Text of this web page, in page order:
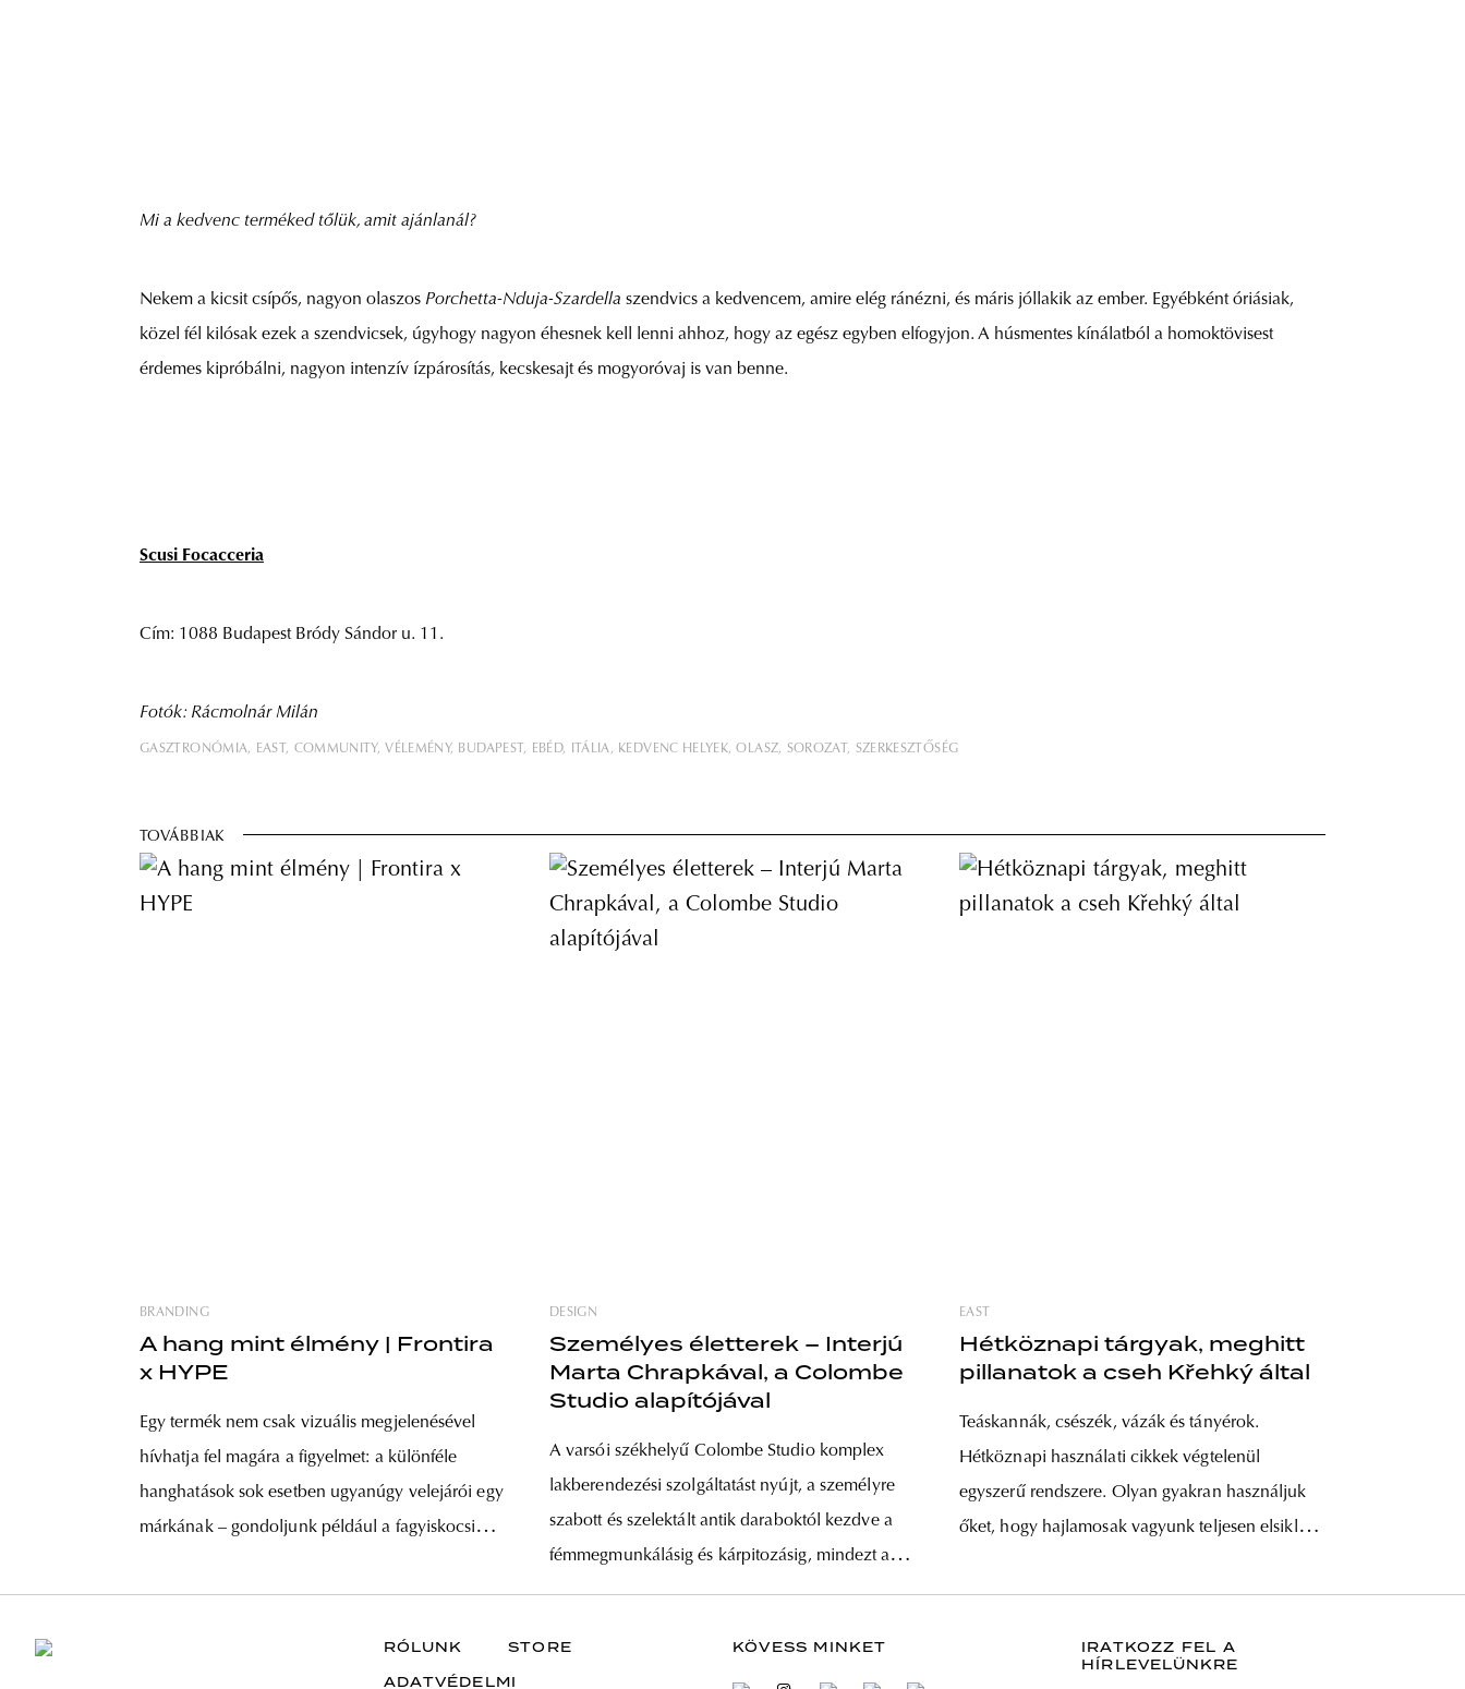
Mi a kedvenc terméked tőlük, amit ajánlanál?
Nekem a kicsit csípős, nagyon olaszos Porchetta-Nduja-Szardella szendvics a kedvencem, amire elég ránézni, és máris jóllakik az ember. Egyébként óriásiak,
közel fél kilósak ezek a szendvicsek, úgyhogy nagyon éhesnek kell lenni ahhoz, hogy az egész egyben elfogyjon. A húsmentes kínálatból a homoktövisest
érdemes kipróbálni, nagyon intenzív ízpárosítás, kecskesajt és mogyoróvaj is van benne.
Scusi Focacceria
Cím: 1088 Budapest Bródy Sándor u. 11.
Fotók: Rácmolnár Milán
GASZTRONÓMIA EAST COMMUNITY VÉLEMÉNY BUDAPEST EBÉD ITÁLIA KEDVENC HELYEK OLASZ SOROZAT SZERKESZTŐSÉG
TOVÁBBIAK
BRANDING
A hang mint élmény | Frontira
x HYPE
Egy termék nem csak vizuális megjelenésével
hívhatja fel magára a figyelmet: a különféle
hanghatások sok esetben ugyanúgy velejárói egy
márkának – gondoljunk például a fagyiskocsik
bennünk a gondtalan vasárnap délutánokat.
DESIGN
Személyes életterek – Interjú
Marta Chrapkával, a Colombe
Studio alapítójával
A varsói székhelyű Colombe Studio komplex
lakberendezési szolgáltatást nyújt, a személyre
szabott és szelektált antik daraboktól kezdve a
fémmegmunkálásig és kárpitozásig, mindezt a
legjobb minőségű alapanyagok felhasználásával.
EAST
Hétköznapi tárgyak, meghitt
pillanatok a cseh Křehký által
Teáskannák, csészék, vázák és tányérok.
Hétköznapi használati cikkek végtelenül
egyszerű rendszere. Olyan gyakran használjuk
őket, hogy hajlamosak vagyunk teljesen elsiklani
nagy műgonddal kivitelezett, egyedi tervezésű
hétköznapok szürkeségébe. Ismerjétek meg a
RÓLUNK STORE
ADATVÉDELMI
KÖVESS MINKET
IRATKOZZ FEL A
HÍRLEVELÜNKRE